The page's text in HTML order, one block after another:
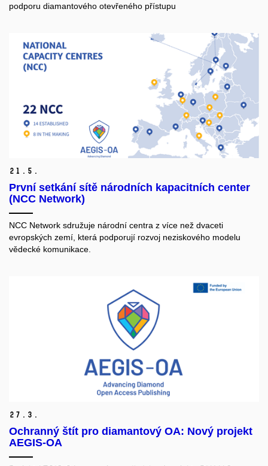
podporu diamantového otevřeného přístupu
21. 5.
První setkání sítě národních kapacitních center
(NCC Network)
NCC Network sdružuje národní centra z více než dvaceti
evropských zemí, která podporují rozvoj neziskového modelu
vědecké komunikace.
27. 3.
Ochranný štít pro diamantový OA: Nový projekt
AEGIS-OA